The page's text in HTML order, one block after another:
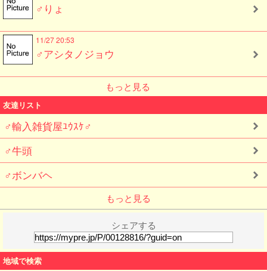
♂りょ
11/27 20:53
♂アシタノジョウ
もっと見る
友達リスト
♂輸入雑貨屋ﾕｳｽｹ♂
♂牛頭
♂ボンバヘ
もっと見る
シェアする
地域で検索